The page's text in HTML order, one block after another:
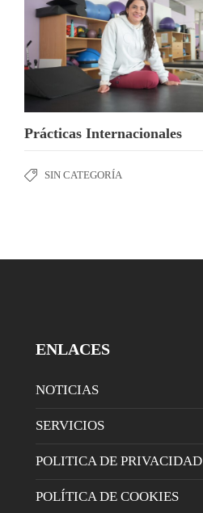
Prácticas Internacionales
SIN CATEGORÍA
ENLACES
NOTICIAS
SERVICIOS
POLITICA DE PRIVACIDAD
POLÍTICA DE COOKIES